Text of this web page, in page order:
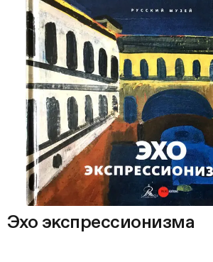
Эхо экспрессионизма